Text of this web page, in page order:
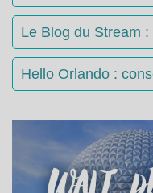
Le Blog du Stream
Hello Orlando :